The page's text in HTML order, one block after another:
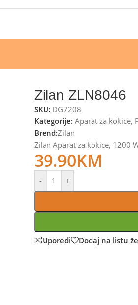
Zilan ZLN8046
SKU: DG7208
Kategorije: Aparat za kokice,
Brend:Zilan
Zilan Aparat za kokice, 1200
39.90KM
- +
Uporedi Dodaj na listu